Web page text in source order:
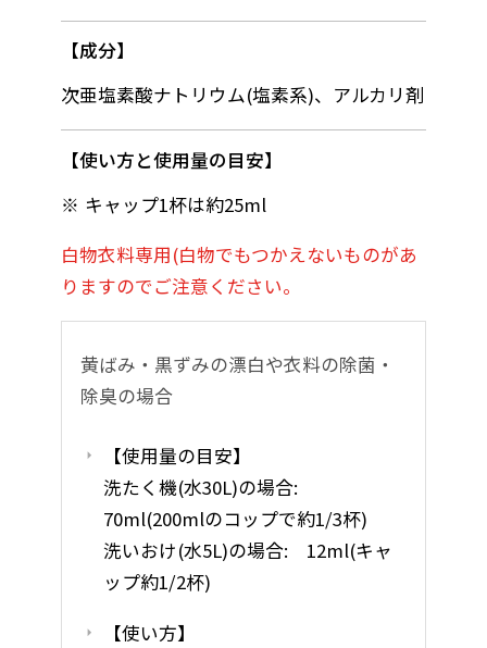
成分
次亜塩素酸ナトリウム(塩素系)、アルカリ剤
使い方と使用量の目安
キャップ1杯は約25ml
白物衣料専用(白物でもつかえないものがあ
りますのでご注意ください。
黄ばみ・黒ずみの漂白や衣料の除菌・
除臭の場合
【使用量の目安】
洗たく機(水30L)の場合:
70ml(200mlのコップで約1/3杯)
洗いおけ(水5L)の場合: 12ml(キャ
ップ約1/2杯)
【使い方】